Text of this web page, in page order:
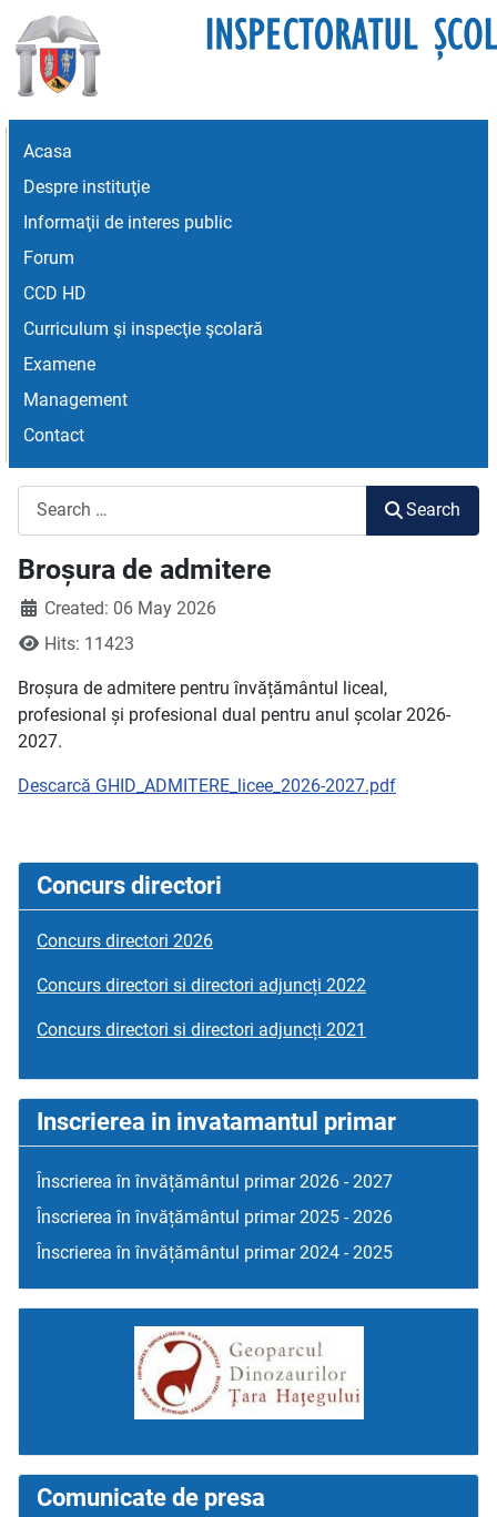
Acasa
Despre instituţie
Informaţii de interes public
Forum
CCD HD
Curriculum şi inspecţie şcolară
Examene
Management
Contact
Search
Broșura de admitere
Created: 06 May 2026
Hits: 11423
Broșura de admitere pentru învățământul liceal,
profesional și profesional dual pentru anul școlar 2026-
2027.
Descarcă GHID_ADMITERE_licee_2026-2027.pdf
Concurs directori
Concurs directori 2026
Concurs directori si directori adjuncți 2022
Concurs directori si directori adjuncți 2021
Inscrierea in invatamantul primar
Înscrierea în învățământul primar 2026 - 2027
Înscrierea în învățământul primar 2025 - 2026
Înscrierea în învățământul primar 2024 - 2025
Comunicate de presa